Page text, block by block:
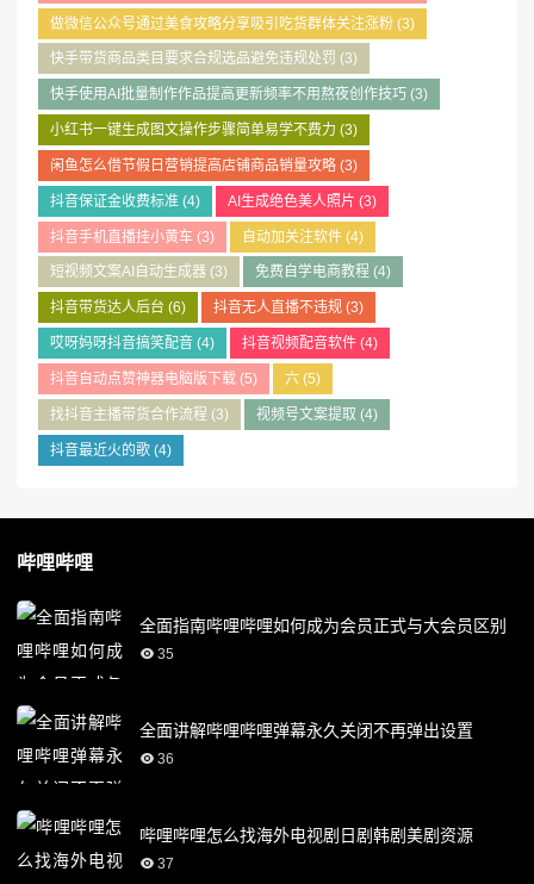
做微信公众号通过美食攻略分享吸引吃货群体关注涨粉(3)
快手带货商品类目要求合规选品避免违规处罚 (3)
快手使用AI批量制作作品提高更新频率不用熬夜创作技巧 (3)
小红书一键生成图文操作步骤简单易学不费力 (3)
闲鱼怎么借节假日营销提高店铺商品销量攻略(3)
抖音保证金收费标准(4) AI生成绝色美人照片 (3)
抖音手机直播挂小黄车(3) 自动加关注软件 (4)
短视频文案AI自动生成器(3) 免费自学电商教程 (4)
抖音带货达人后台 (6) 抖音无人直播不违规 (3)
哎呀妈呀抖音搞笑配音(4) 抖音视频配音软件 (4)
抖音自动点赞神器电脑版下载(5) 六 (5)
找抖音主播带货合作流程 (3) 视频号文案提取 (4)
抖音最近火的歌(4)
哔哩哔哩
全面指南哔哩哔哩如何成为会员正式与大会员区别
35
全面讲解哔哩哔哩弹幕永久关闭不再弹出设置
36
哔哩哔哩怎么找海外电视剧日剧韩剧美剧资源
37